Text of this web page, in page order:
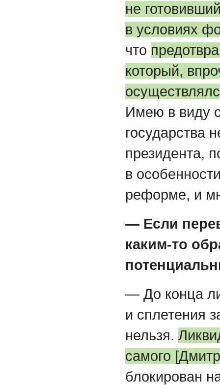
не
в условиях
что
который,
Имею в виду
государства
президента,
в
реформе, и
— Если
каким-то
— До конца
и сплетения
нельзя.
самого
блокирован